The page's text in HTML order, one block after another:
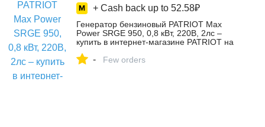
+ Cash back up to 52.58₽
Генератор бензиновый PATRIOT Max
Power SRGE 950, 0,8 кВт, 220В, 2лс –
купить в интернет-магазине PATRIOT на
- Few orders